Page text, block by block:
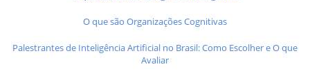
O que são Organizações Cognitivas
Palestrantes de Inteligência Artificial no Brasil: Como Escolher e O que
Avaliar